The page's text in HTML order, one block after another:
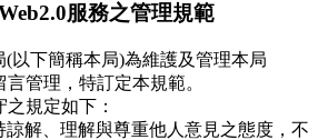
服務之管理規範
以下簡稱本局)為維護及管理本局
管理，特訂定本規範。
之規定如下：
諒解、理解與尊重他人意見之態度，不